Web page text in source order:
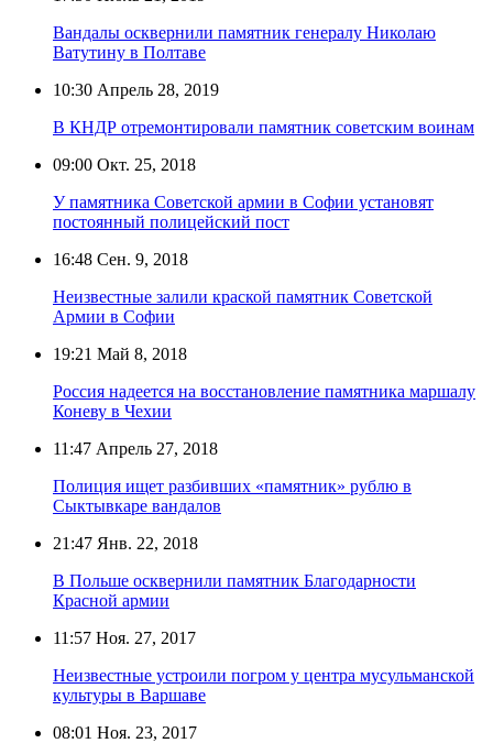
Вандалы осквернили памятник генералу Николаю
Ватутину в Полтаве
10:30 Апрель 28, 2019
В КНДР отремонтировали памятник советским воинам
09:00 Окт. 25, 2018
У памятника Советской армии в Софии установят
постоянный полицейский пост
16:48 Сен. 9, 2018
Неизвестные залили краской памятник Советской
Армии в Софии
19:21 Май 8, 2018
Россия надеется на восстановление памятника маршалу
Коневу в Чехии
11:47 Апрель 27, 2018
Полиция ищет разбивших «памятник» рублю в
Сыктывкаре вандалов
21:47 Янв. 22, 2018
В Польше осквернили памятник Благодарности
Красной армии
11:57 Ноя. 27, 2017
Неизвестные устроили погром у центра мусульманской
культуры в Варшаве
08:01 Ноя. 23, 2017